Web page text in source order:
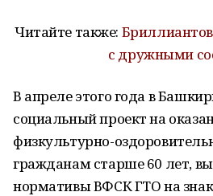
Читайте также:
с дружными
В апреле этого года в
социальный проект на
физкультурно-
гражданам старше 60 лет,
нормативы ВФСК ГТО на